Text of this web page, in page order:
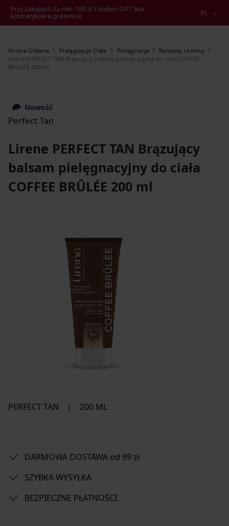
Przy zakupach za min. 199 zł z kodem GIFT box
kosmetyków w prezencie
PL
Strona Główna Pielęgnacja Ciała Pielęgnacja
Balsamy i kremy
Lirene PERFECT TAN Brązujący balsam pielęgnacyjny do ciała COFFEE
BRÛLÉE 200 ml
Nowość
Perfect Tan
Lirene PERFECT TAN Brązujący
balsam pielęgnacyjny do ciała
COFFEE BRÛLÉE 200 ml
PERFECT TAN | 200 ML
DARMOWA DOSTAWA od 99 zł
SZYBKA WYSYŁKA
BEZPIECZNE PŁATNOŚCI